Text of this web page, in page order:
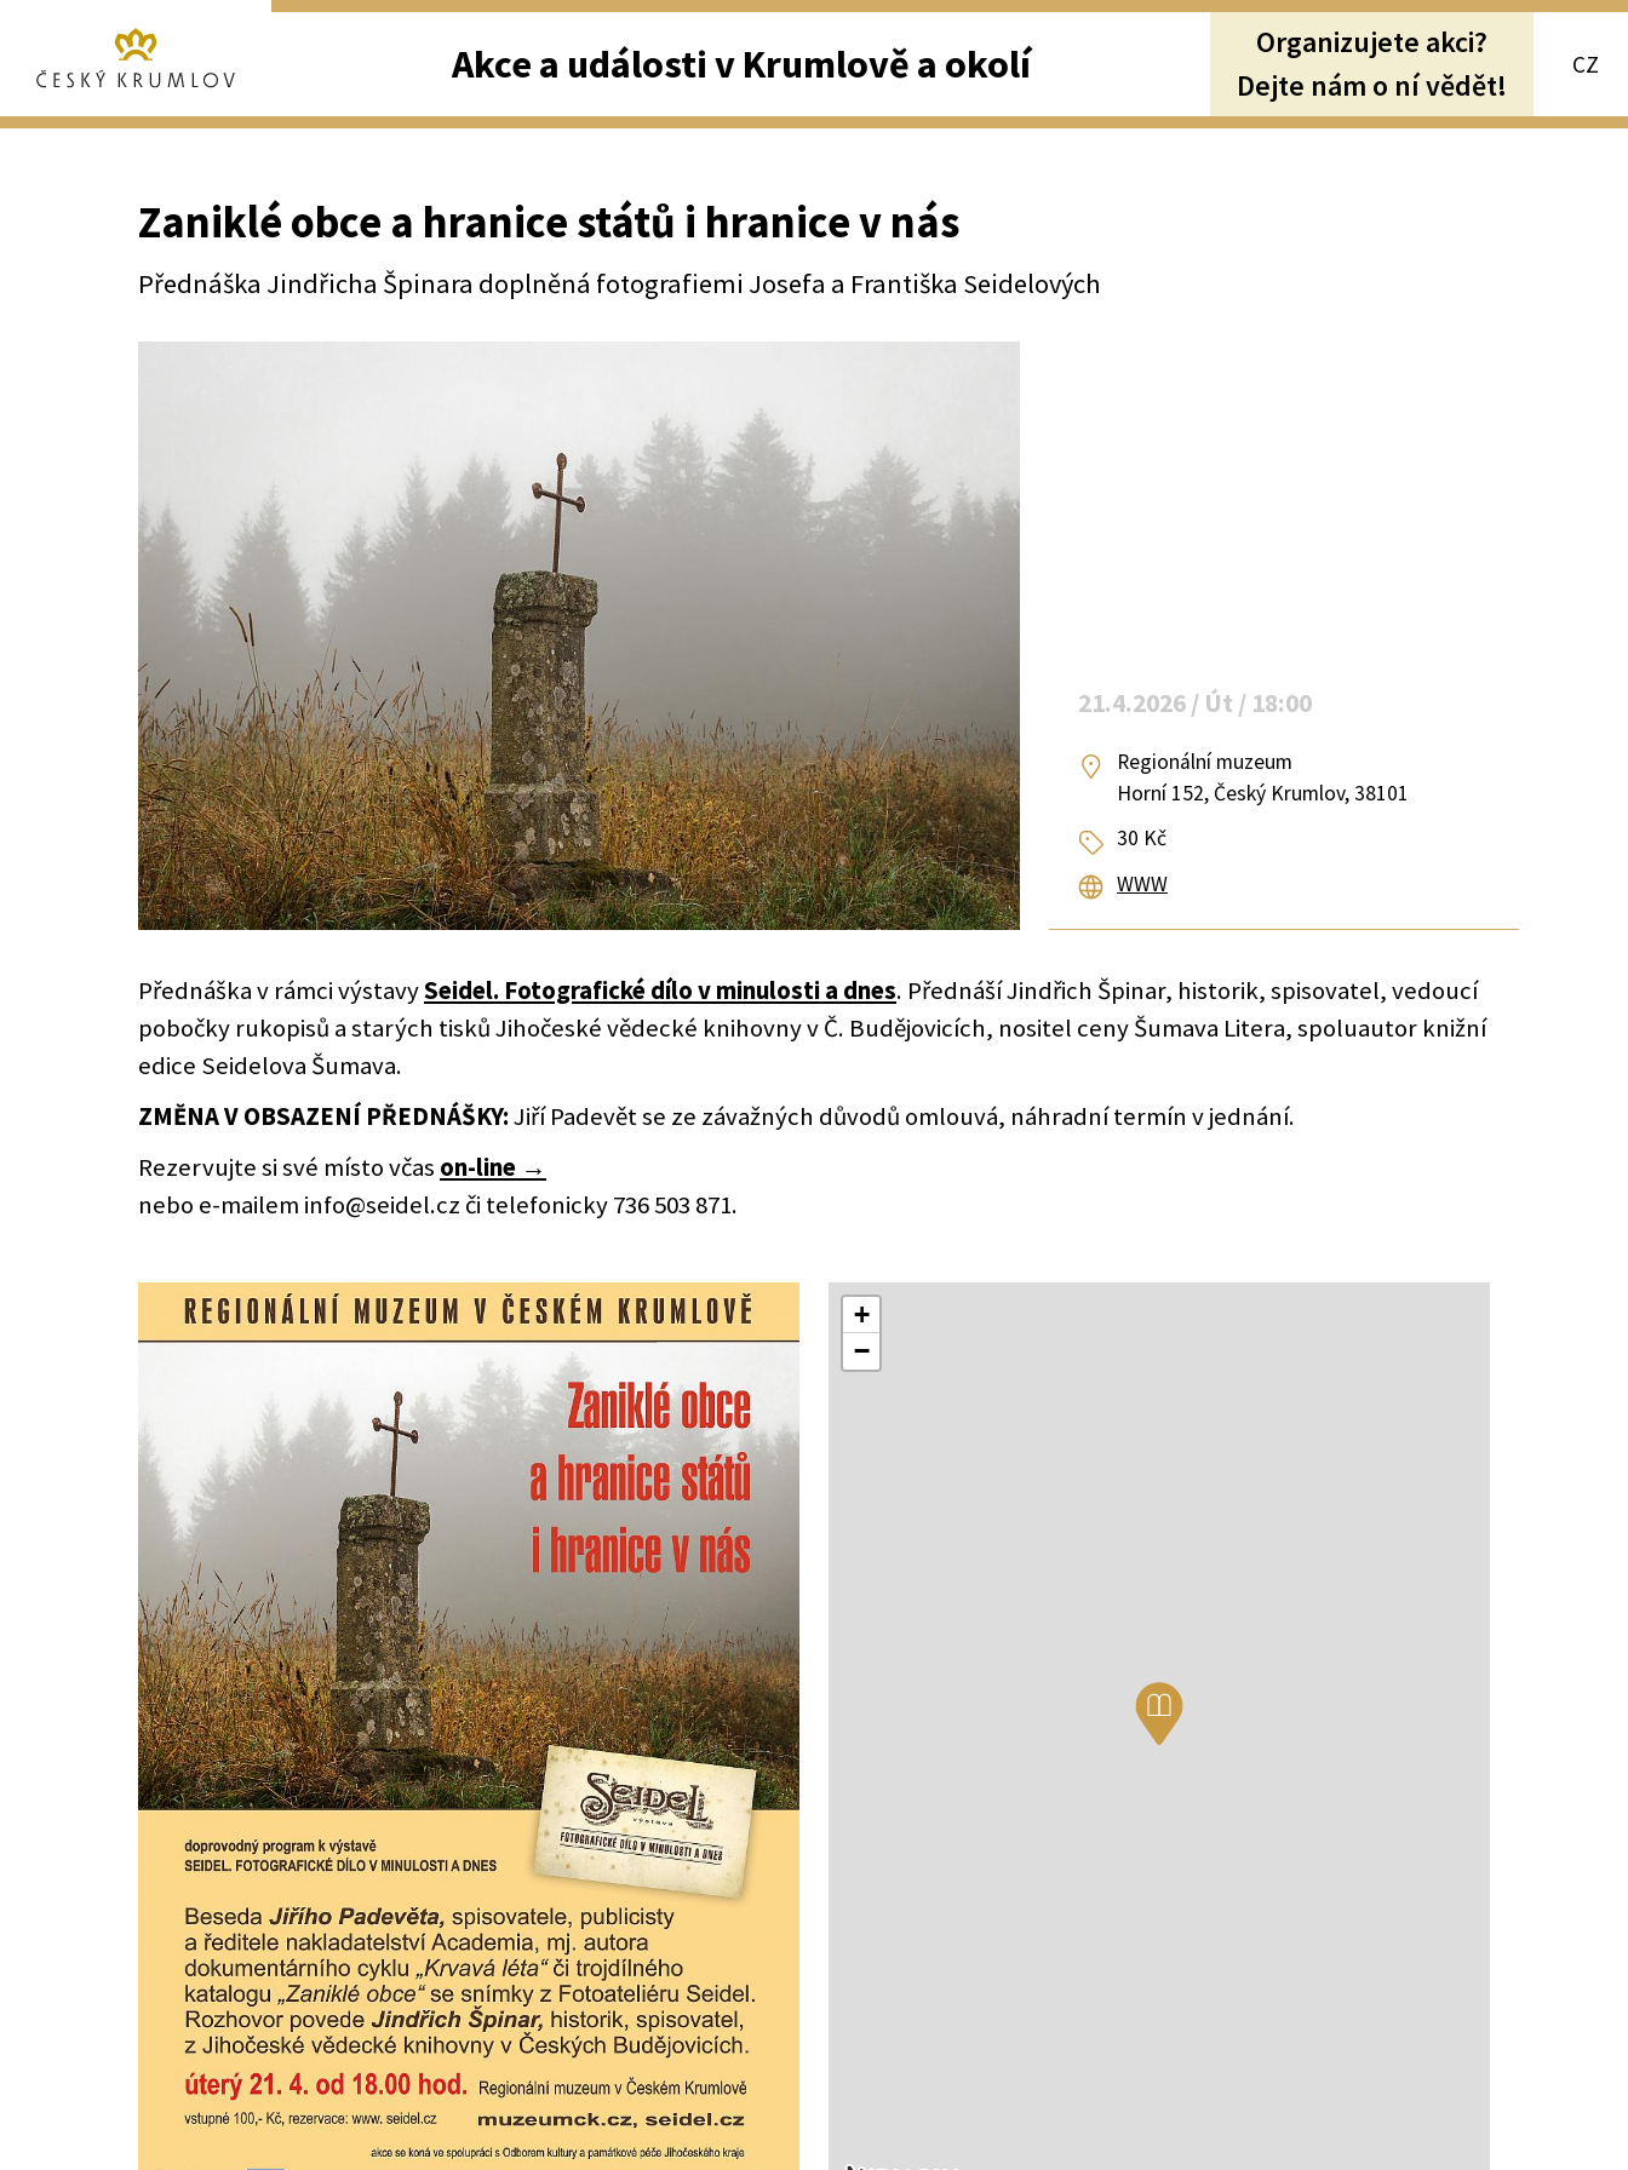
Akce a události v Krumlově a okolí
Organizujete akci?
Dejte nám o ní vědět!
CZ
Zaniklé obce a hranice států i hranice v nás
Přednáška Jindřicha Špinara doplněná fotografiemi Josefa a Františka Seidelových
21.4.2026 / Út / 18:00
Regionální muzeum
Horní 152, Český Krumlov, 38101
30 Kč
WWW
Přednáška v rámci výstavySeidel. Fotografické dílo v minulosti a dnes. Přednáší Jindřich Špinar, historik, spisovatel, vedoucí
pobočky rukopisů a starých tisků Jihočeské vědecké knihovny v Č. Budějovicích, nositel ceny Šumava Litera, spoluautor knižní
edice Seidelova Šumava.
ZMĚNA V OBSAZENÍ PŘEDNÁŠKY:Jiří Padevět se ze závažných důvodů omlouvá, náhradní termín v jednání.
Rezervujte si své místo včas on-line →
nebo e-mailem info@seidel.cz či telefonicky 736 503 871.
+
−